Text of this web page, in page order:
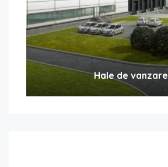
Hale de vanzare